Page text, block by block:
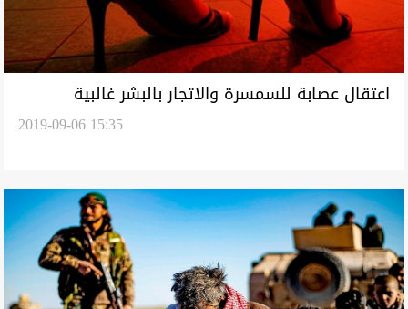
اعتقال عصابة للسمسرة والاتجار بالبشر غالبية
2019-09-06 15:35